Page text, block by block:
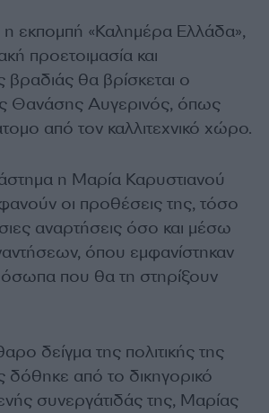
εκπομπή «Καλημέρα Ελλάδα»,
προετοιμασία και
θα βρίσκεται ο
Θανάσης Αυγερινός, όπως
από τον καλλιτεχνικό χώρο.
η Μαρία Καρυστιανού
οι προθέσεις της, τόσο
αναρτήσεις όσο και μέσω
όπου εμφανίστηκαν
που θα τη στηρίξουν
δείγμα της πολιτικής της
δόθηκε από το δικηγορικό
συνεργάτιδάς της, Μαρίας